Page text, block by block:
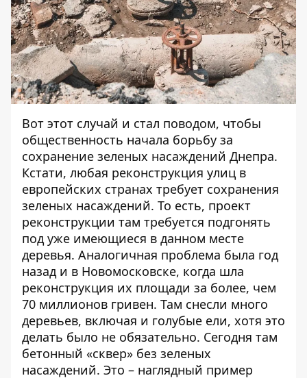
Вот этот случай и стал поводом, чтобы
общественность начала борьбу за
сохранение зеленых насаждений Днепра.
Кстати, любая реконструкция улиц в
европейских странах требует сохранения
зеленых насаждений. То есть, проект
реконструкции там требуется подгонять
под уже имеющиеся в данном месте
деревья. Аналогичная проблема была год
назад и в Новомосковске, когда шла
реконструкция их площади за более, чем
70 миллионов гривен. Там снесли много
деревьев, включая и голубые ели, хотя это
делать было не обязательно. Сегодня там
бетонный «сквер» без зеленых
насаждений. Это – наглядный пример